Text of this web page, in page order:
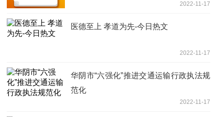
2022-11-17
医德至上 孝道为先-今日热文
2022-11-17
华阴市“六强化”推进交通运输行政执法规
范化
2022-11-17